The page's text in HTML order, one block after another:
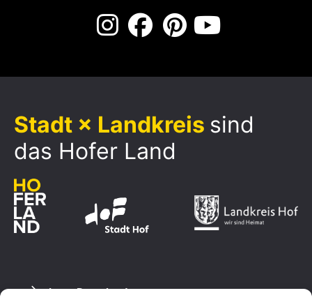
Stadt × Landkreis sind
das Hofer Land
Logo Download